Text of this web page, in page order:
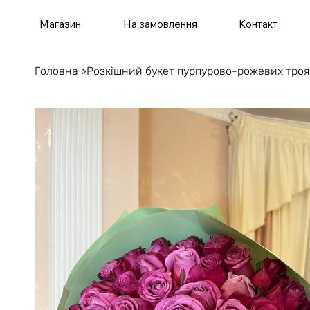
Магазин На замовлення Контакт
Головна >Розкішний букет пурпурово-рожевих